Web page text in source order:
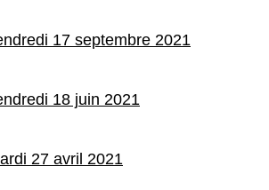
17 septembre 2021
18 juin 2021
27 avril 2021